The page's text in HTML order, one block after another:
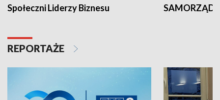
Społeczni Liderzy Biznesu SAMORZĄD
REPORTAŻE